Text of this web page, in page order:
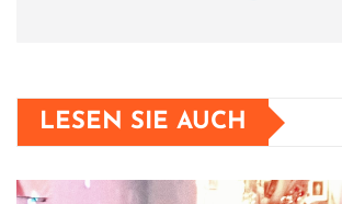
LESEN SIE AUCH